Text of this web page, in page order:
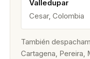
Valledupar
Cesar, Colombia
También
Cartagena, Pereira,